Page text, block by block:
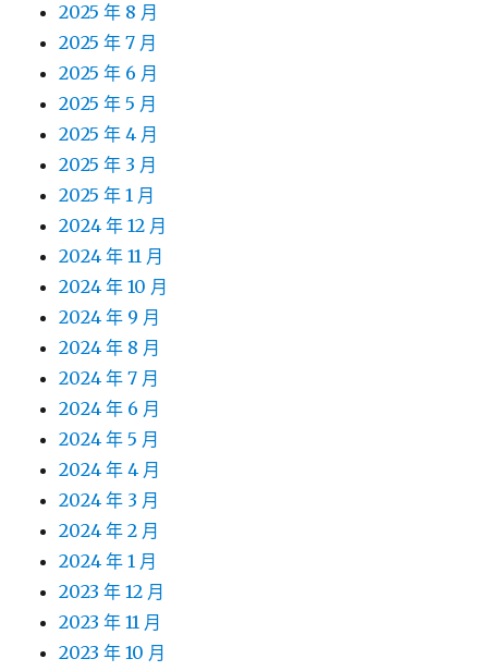
2025 年 8 月
2025 年 7 月
2025 年 6 月
2025 年 5 月
2025 年 4 月
2025 年 3 月
2025 年 1 月
2024 年 12 月
2024 年 11 月
2024 年 10 月
2024 年 9 月
2024 年 8 月
2024 年 7 月
2024 年 6 月
2024 年 5 月
2024 年 4 月
2024 年 3 月
2024 年 2 月
2024 年 1 月
2023 年 12 月
2023 年 11 月
2023 年 10 月